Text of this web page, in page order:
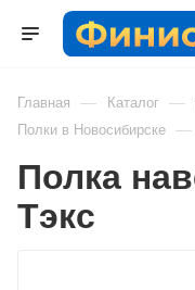
Главная — Каталог —
Полки в Новосибирске —
Полка
Тэкс